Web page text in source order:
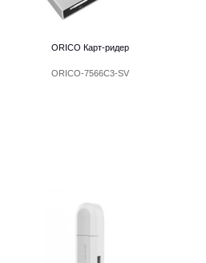
ORICO Карт-ридер
ORICO-7566C3-SV